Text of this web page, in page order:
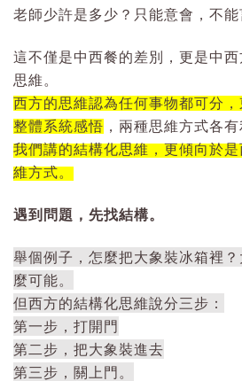
老師少許是多少？只能意會，不能
這不僅是中西餐的差別，更是中
思維。
西方的思維認為任何事物都可分
整體系統感悟 ，兩種思維方式各有
我們講的結構化思維，更傾向於
維方式。
遇到問題，先找結構。
舉個例子，怎麼把大象裝冰箱裡
麼可能。
但西方的結構化思維說分三步：
第一步，打開門
第二步，把大象裝進去
第三步，關上門。